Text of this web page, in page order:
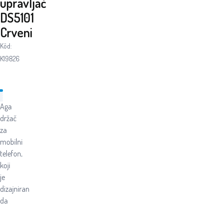
DS5101
Crveni
Kôd:
K19826
Aga
držač
za
mobilni
telefon,
koji
je
dizajniran
da